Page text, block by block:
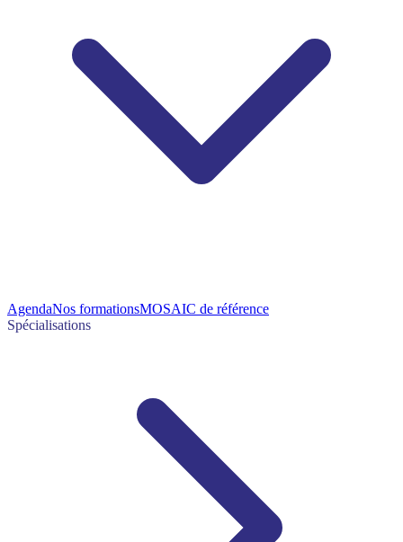
AgendaNos formationsMOSAIC de référence
Spécialisations